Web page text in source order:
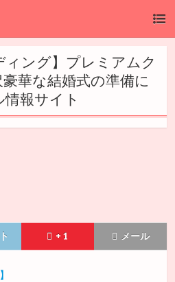
ィング】プレミアムク
華な結婚式の準備に
報サイト
+ 1 メール